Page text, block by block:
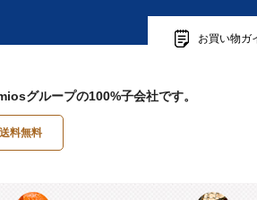
お買い物ガ
グループの100%子会社です。
料無料